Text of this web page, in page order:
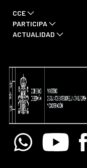
CCE
PARTICIPA
ACTUALIDAD
WhatsappYoutube